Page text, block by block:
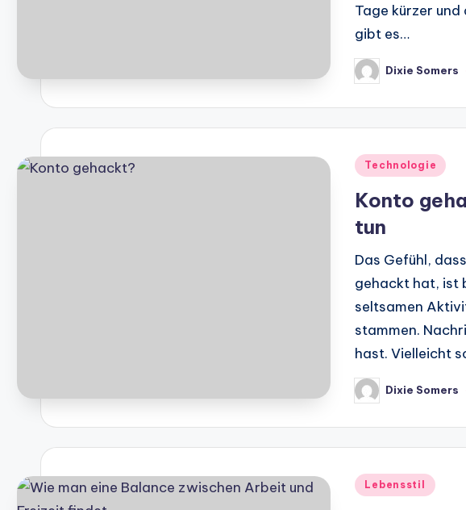
Tage kürzer
gibt es…
Posted
by
Dixie Somers
Posted
Technologie
Konto
tun
Das Gefühl,
gehackt hat, ist
seltsamen
stammen.
hast. Vielleicht
Posted
by
Dixie Somers
Posted
Lebensstil